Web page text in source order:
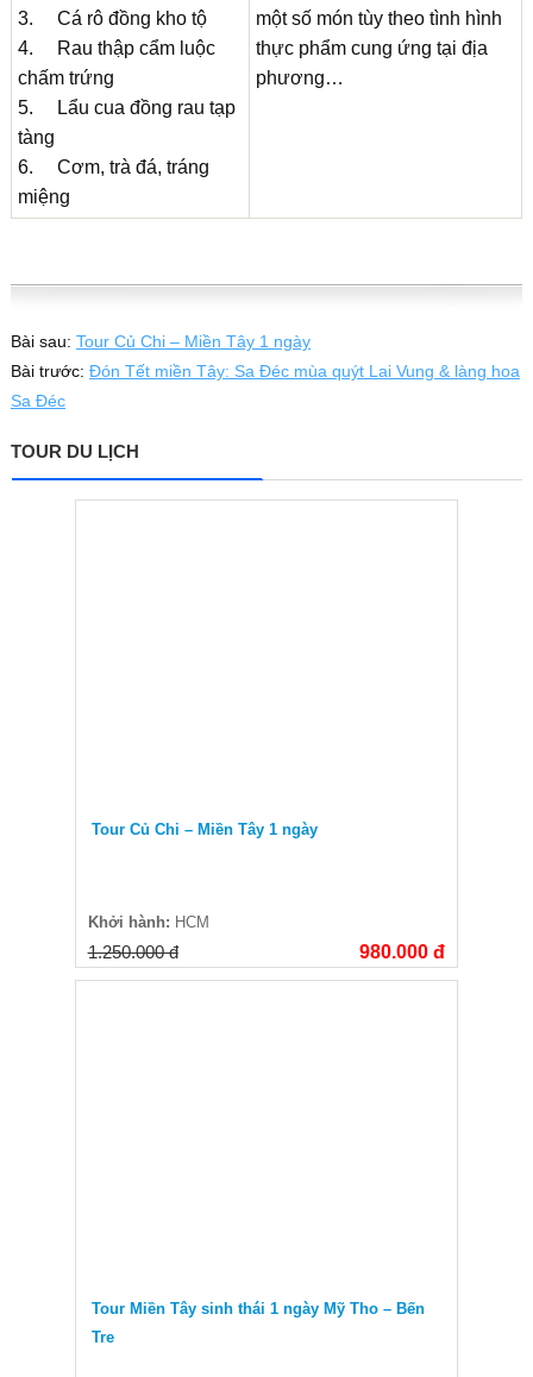
3. Cá rô đồng kho tộ
4. Rau thập cẩm luộc
chấm trứng
5. Lẩu cua đồng rau tạp
tàng
6. Cơm, trà đá, tráng
miệng
một số món tùy theo tình hình
thực phẩm cung ứng tại địa
phương…
Bài sau: Tour Củ Chi – Miền Tây 1 ngày
Bài trước: Đón Tết miền Tây: Sa Đéc mùa quýt Lai Vung & làng hoa
Sa Đéc
TOUR DU LỊCH
Tour Củ Chi – Miền Tây 1 ngày
Khởi hành: HCM
1.250.000 đ 980.000 đ
Tour Miền Tây sinh thái 1 ngày Mỹ Tho – Bến
Tre